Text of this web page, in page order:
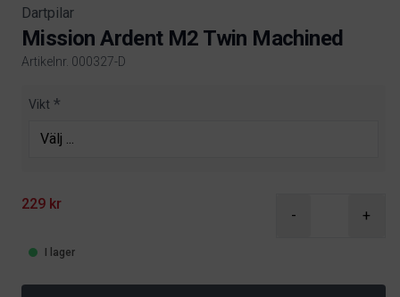
Dartpilar
Mission Ardent M2 Twin Machined
Artikelnr. 000327-D
Product information
Vikt
229 kr
- +
I lager